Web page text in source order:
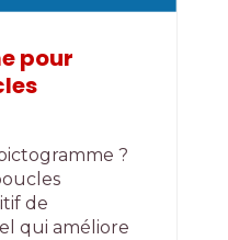
pour
?
de
qui améliore